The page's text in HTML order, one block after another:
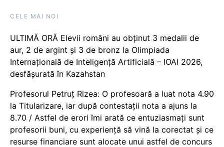
CELE MAI NOI
ULTIMĂ ORĂ Elevii români au obținut 3 medalii de
aur, 2 de argint și 3 de bronz la Olimpiada
Internațională de Inteligență Artificială – IOAI 2026,
desfășurată în Kazahstan
Profesorul Petruț Rizea: O profesoară a luat nota 4.90
la Titularizare, iar după contestații nota a ajuns la
8.70 / Astfel de erori îmi arată ce entuziasmați sunt
profesorii buni, cu experiență să vină la corectat și ce
resurse financiare sunt alocate unui astfel de concurs